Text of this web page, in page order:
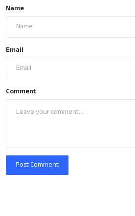
Name
Email
Comment
Post Comment